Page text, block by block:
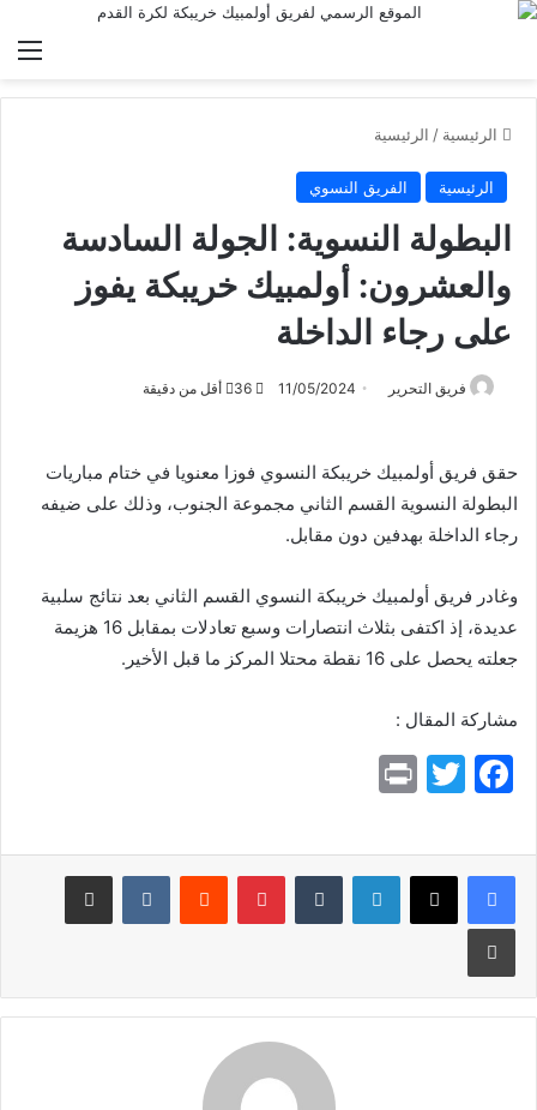
الرئيسية / الرئيسية
الرئيسية الفريق النسوي
البطولة النسوية: الجولة السادسة
والعشرون: أولمبيك خريبكة يفوز
على رجاء الداخلة
فريق التحرير 11/05/2024 أقل من دقيقة
حقق فريق أولمبيك خريبكة النسوي فوزا معنويا في ختام مباريات
البطولة النسوية القسم الثاني مجموعة الجنوب، وذلك على ضيفه
رجاء الداخلة بهدفين دون مقابل.
وغادر فريق أولمبيك خريبكة النسوي القسم الثاني بعد نتائج سلبية
عديدة، إذ اكتفى بثلاث انتصارات وسبع تعادلات بمقابل 16 هزيمة
جعلته يحصل على 16 نقطة محتلا المركز ما قبل الأخير.
مشاركة المقال :
F
c
e
b
o
o
T
itt
er
t
لينكدإن بينتيريست مشاركة عبر البريد
طباعة